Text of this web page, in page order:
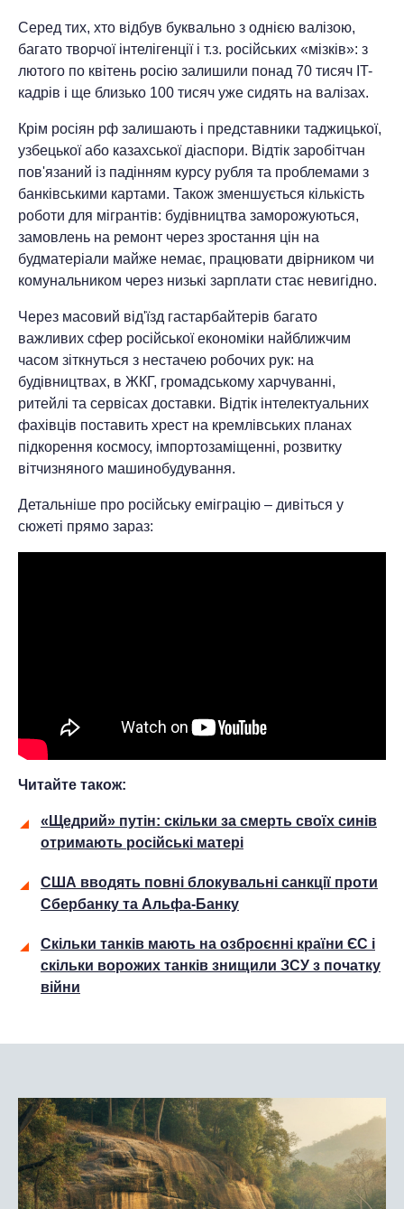
Серед тих, хто відбув буквально з однією валізою,
багато творчої інтелігенції і т.з. російських «мізків»: з
лютого по квітень росію залишили понад 70 тисяч IT-
кадрів і ще близько 100 тисяч уже сидять на валізах.
Крім росіян рф залишають і представники таджицької,
узбецької або казахської діаспори. Відтік заробітчан
пов'язаний із падінням курсу рубля та проблемами з
банківськими картами. Також зменшується кількість
роботи для мігрантів: будівництва заморожуються,
замовлень на ремонт через зростання цін на
будматеріали майже немає, працювати двірником чи
комунальником через низькі зарплати стає невигідно.
Через масовий від'їзд гастарбайтерів багато
важливих сфер російської економіки найближчим
часом зіткнуться з нестачею робочих рук: на
будівництвах, в ЖКГ, громадському харчуванні,
ритейлі та сервісах доставки. Відтік інтелектуальних
фахівців поставить хрест на кремлівських планах
підкорення космосу, імпортозаміщенні, розвитку
вітчизняного машинобудування.
Детальніше про російську еміграцію – дивіться у
сюжеті прямо зараз:
Читайте також:
«Щедрий» путін: скільки за смерть своїх синів
отримають російські матері
США вводять повні блокувальні санкції проти
Сбербанку та Альфа-Банку
Скільки танків мають на озброєнні країни ЄС і
скільки ворожих танків знищили ЗСУ з початку
війни